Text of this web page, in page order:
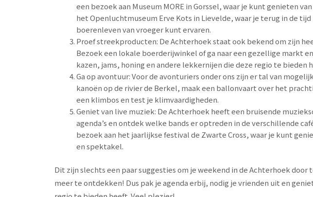
een bezoek aan Museum MORE in Gorssel, waar je kunt genieten
het Openluchtmuseum Erve Kots in Lievelde, waar je terug in de
boerenleven van vroeger kunt ervaren.
Proef streekproducten: De Achterhoek staat ook bekend om zijn
Bezoek een lokale boerderijwinkel of ga naar een gezellige markt
kazen, jams, honing en andere lekkernijen die deze regio te bieden
Ga op avontuur: Voor de avonturiers onder ons zijn er tal van
kanoën op de rivier de Berkel, maak een ballonvaart over het
een klimbos en test je klimvaardigheden.
Geniet van live muziek: De Achterhoek heeft een bruisende
agenda’s en ontdek welke bands er optreden in de verschillende
bezoek aan het jaarlijkse festival de Zwarte Cross, waar je kunt
en spektakel.
Dit zijn slechts een paar suggesties om je weekend in de Achterhoek door
meer te ontdekken! Dus pak je agenda erbij, nodig je vrienden uit en